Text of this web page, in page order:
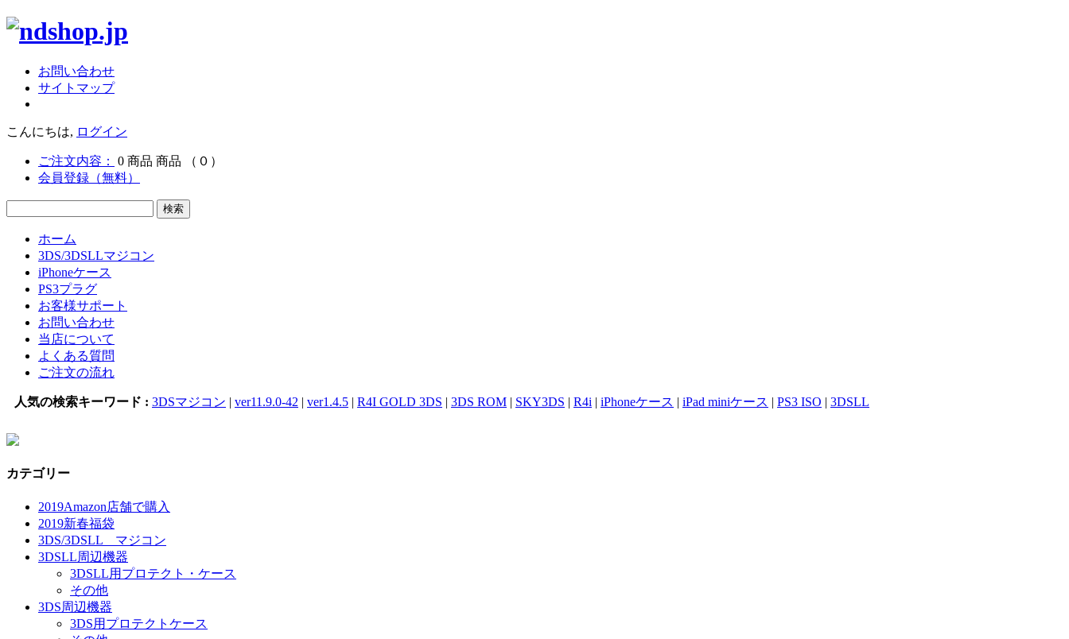
お問い合わせ
サイトマップ
こんにちは, ログイン
ご注文内容： 0 商品 商品
（０）
会員登録（無料）
ホーム
3DS/3DSLLマジコン
iPhoneケース
PS3プラグ
お客様サポート
お問い合わせ
当店について
よくある質問
ご注文の流れ
人気の検索キーワード : 3DSマジコン | ver11.9.0-42 | ver1.4.5 | R4I GOLD 3DS | 3DS ROM | SKY3DS | R4i | iPhoneケース | iPad miniケース | PS3 ISO | 3DSLL
カテゴリー
2019Amazon店舗で購入
2019新春福袋
3DS/3DSLL マジコン
3DSLL周辺機器
3DSLL用プロテクト・ケース
その他
3DS周辺機器
3DS用プロテクトケース